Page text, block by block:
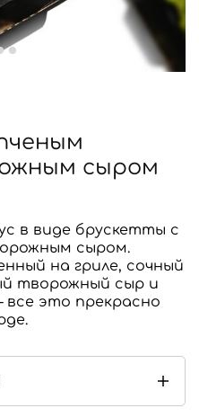
сыром
в виде брускетты с
сыром.
на гриле, сочный
творожный сыр и
все это прекрасно